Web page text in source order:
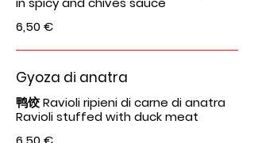
6,50 €
Gyoza di anatra
鸭饺 Ravioli ripieni di carne di anatra
Ravioli stuffed with duck meat